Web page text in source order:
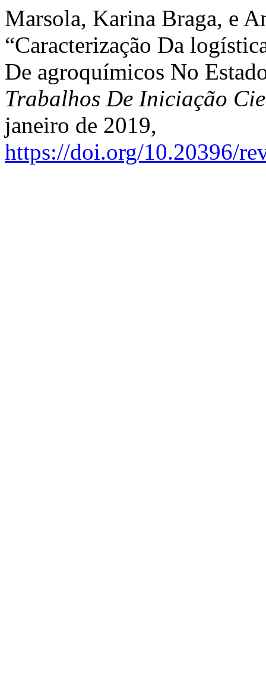
Marsola, Karina Braga, e
“Caracterização Da
De agroquímicos No
Trabalhos De Iniciação
janeiro de 2019,
https://doi.org/10.20396/